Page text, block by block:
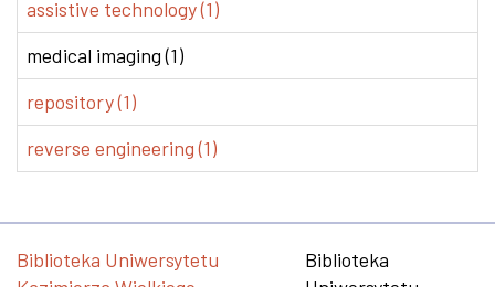
assistive technology (1)
medical imaging (1)
repository (1)
reverse engineering (1)
Biblioteka Uniwersytetu
Biblioteka